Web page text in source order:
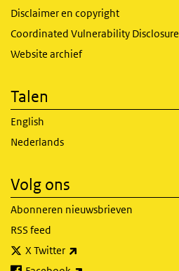
Disclaimer en copyright
Coordinated Vulnerability Disclosure
Website archief
Talen
English
Nederlands
Volg ons
Abonneren nieuwsbrieven
RSS feed
X Twitter